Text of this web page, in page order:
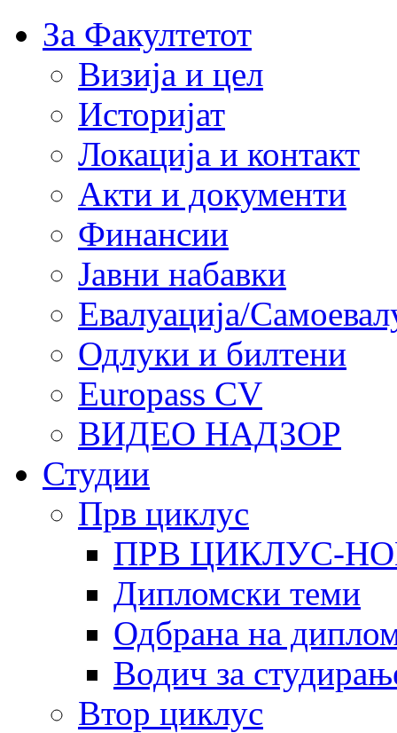
За Факултетот
Визија и цел
Историјат
Локација и контакт
Акти и документи
Финансии
Јавни набавки
Евалуација/
Одлуки и билтени
Europass CV
ВИДЕО НАДЗОР
Студии
Прв циклус
ПРВ ЦИКЛУС-
Дипломски теми
Одбрана на
Водич за
Втор циклус